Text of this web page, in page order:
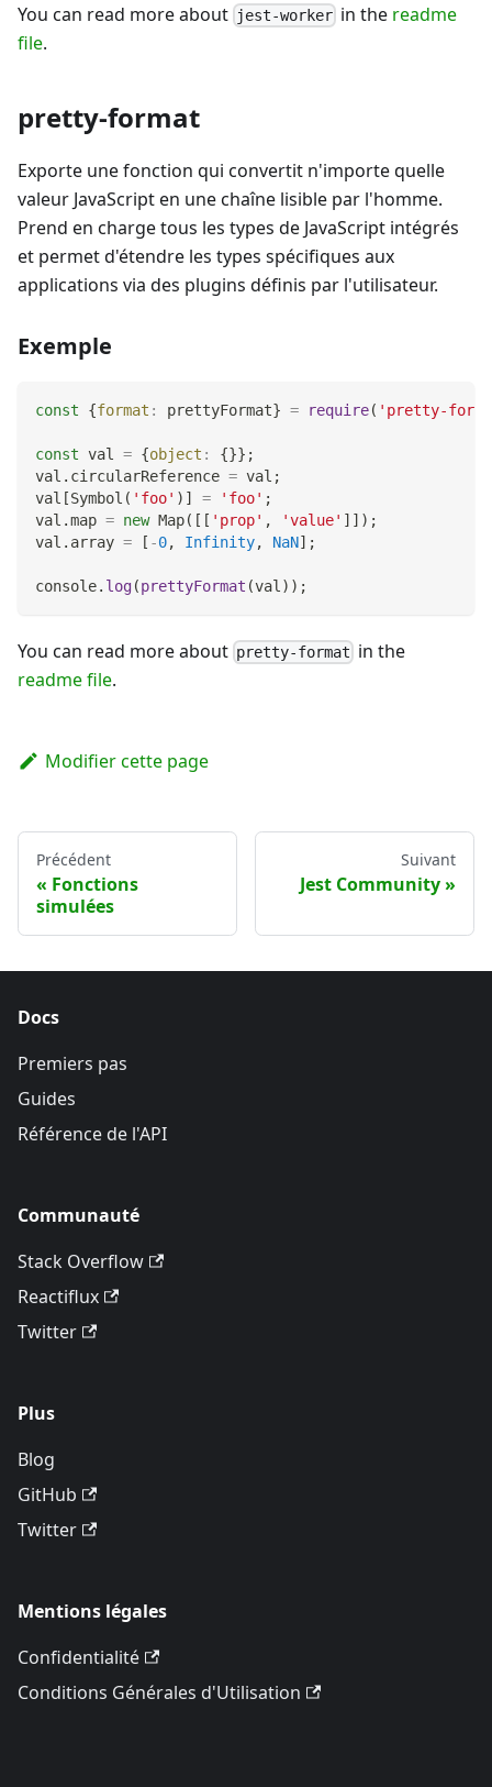
You can read more about jest-worker in the readme
file.
pretty-format
Exporte une fonction qui convertit n'importe quelle
valeur JavaScript en une chaîne lisible par l'homme.
Prend en charge tous les types de JavaScript intégrés
et permet d'étendre les types spécifiques aux
applications via des plugins définis par l'utilisateur.
Exemple
const {format : prettyFormat} = require( 'pretty-
const val = {object : {}} ;
val . circularReference = val ;
val [Symbol ( 'foo' ) ] = 'foo' ;
val .map = new Map( [ [ 'prop' , 'value' ] ] ) ;
val . array = [ -0, Infinity, NaN] ;
console. log(prettyFormat (val ) ) ;
You can read more about pretty-format in the
readme file.
Modifier cette page
Précédent
Fonctions
simulées
Suivant
Jest Community
Docs
Premiers pas
Guides
Référence de l'API
Communauté
Stack Overflow
Reactiflux
Twitter
Plus
Blog
GitHub
Twitter
Mentions légales
Confidentialité
Conditions Générales d'Utilisation